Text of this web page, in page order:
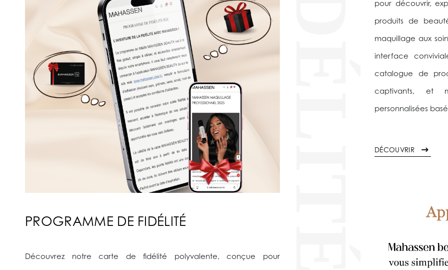
PROGRAMME DE FIDÉLITÉ
Découvrez notre carte de fidélité polyvalente, conçue pour
pour découvrir,
produits de
maquillage aux
interface
catalogue de
captivants, et
personnalisées
DÉCOUVRIR